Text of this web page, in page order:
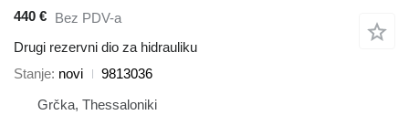
440 € Bez PDV-a
Drugi rezervni dio za hidrauliku
Stanje novi
9813036
Grčka, Thessaloniki